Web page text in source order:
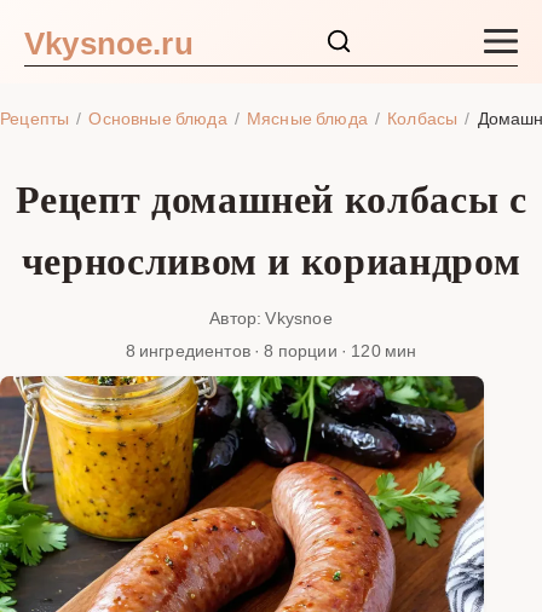
Vkysnoe.ru
Рецепты Основные блюда Мясные блюда Колбасы
Рецепт домашней колбасы с
черносливом и кориандром
Автор: Vkysnoe
8 ингредиентов · 8 порции · 120 мин